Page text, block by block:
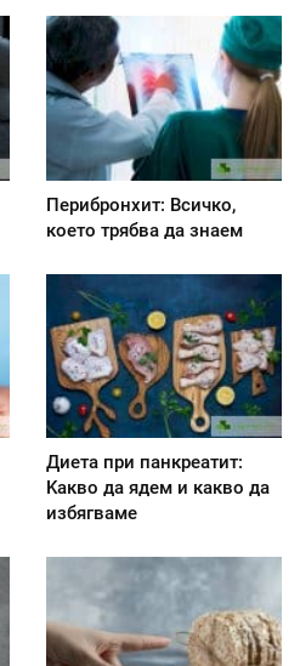
Перибронхит: Всичко,
което трябва да знаем
Диета при панкреатит:
Kакво да ядем и какво да
избягваме